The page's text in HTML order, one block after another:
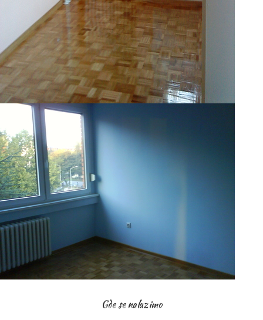
VOJISLAVA STOJISAVLJEVIĆA
Gde se nalazimo